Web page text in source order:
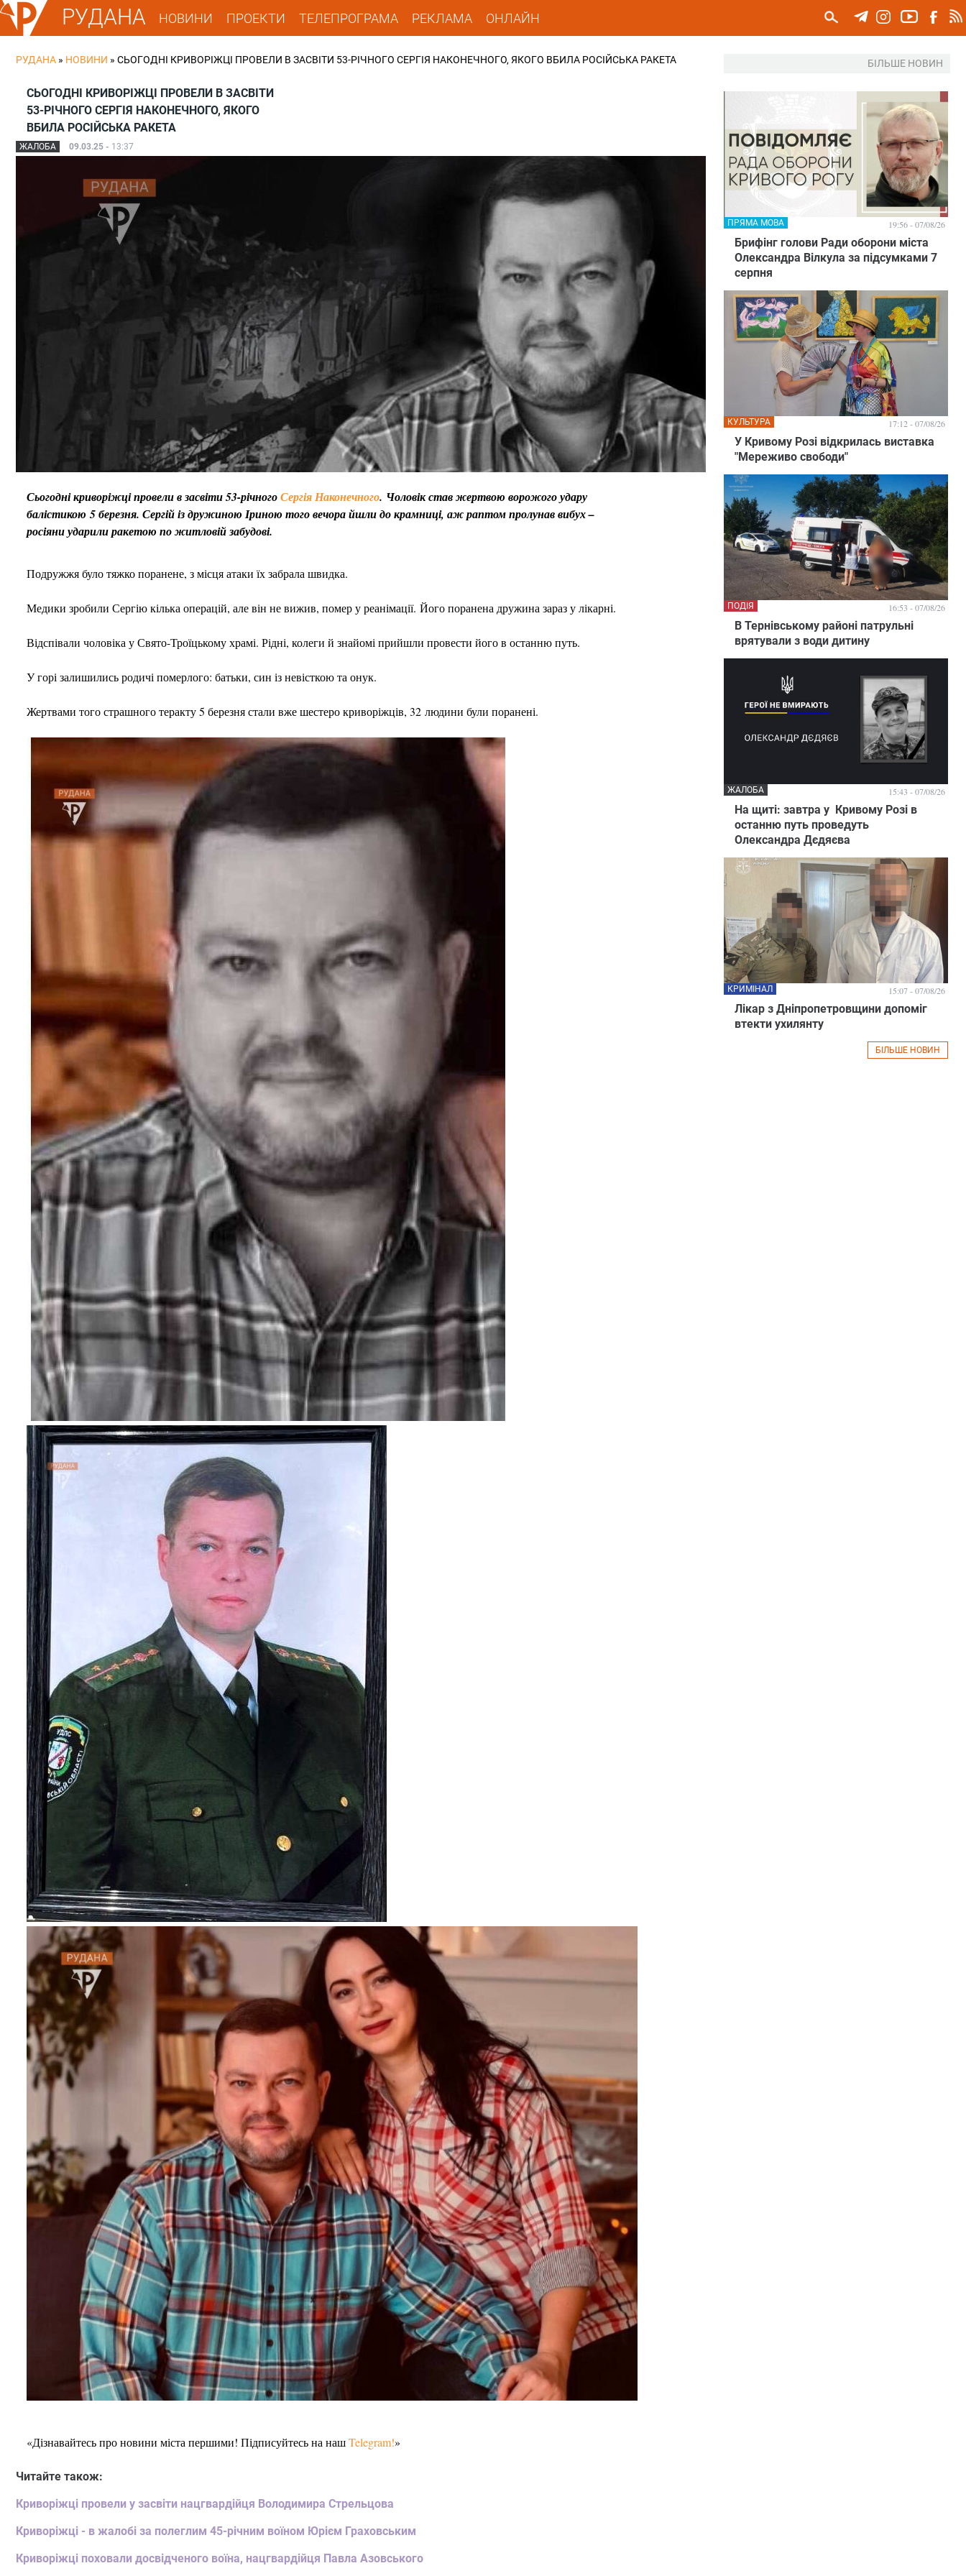
РУДАНА НОВИНИ ПРОЕКТИ ТЕЛЕПРОГРАМА РЕКЛАМА ОНЛАЙН
РУДАНА » НОВИНИ » СЬОГОДНІ КРИВОРІЖЦІ ПРОВЕЛИ В ЗАСВІТИ 53-РІЧНОГО СЕРГІЯ НАКОНЕЧНОГО, ЯКОГО ВБИЛА РОСІЙСЬКА РАКЕТА
СЬОГОДНІ КРИВОРІЖЦІ ПРОВЕЛИ В ЗАСВІТИ
53-РІЧНОГО СЕРГІЯ НАКОНЕЧНОГО, ЯКОГО
ВБИЛА РОСІЙСЬКА РАКЕТА
ЖАЛОБА 09.03.25 - 13:37
Сьогодні криворіжці провели в засвіти 53-річногоСергія Наконечного. Чоловік став жертвою ворожого удару
балістикою 5 березня. Сергій із дружиною Іриною того вечора йшли до крамниці, аж раптом пролунав вибух –
росіяни ударили ракетою по житловій забудові.
Подружжя було тяжко поранене, з місця атаки їх забрала швидка.
Медики зробили Сергію кілька операцій, але він не вижив, помер у реанімації. Його поранена дружина зараз у лікарні.
Відспівали чоловіка у Свято-Троїцькому храмі. Рідні, колеги й знайомі прийшли провести його в останню путь.
У горі залишились родичі померлого: батьки, син із невісткою та онук.
Жертвами того страшного теракту 5 березня стали вже шестеро криворіжців, 32 людини були поранені.
«Дізнавайтесь про новини міста першими! Підписуйтесь на нашTelegram!»
Читайте також:
Криворіжці провели у засвіти нацгвардійця Володимира Стрельцова
Криворіжці - в жалобі за полеглим 45-річним воїном Юрієм Граховським
Криворіжці поховали досвідченого воїна, нацгвардійця Павла Азовського
БІЛЬШЕ НОВИН
Брифінг голови Ради оборони міста
Олександра Вілкула за підсумками 7
серпня
ПРЯМА МОВА 19:56 - 07/08/26
У Кривому Розі відкрилась виставка
"Мереживо свободи"
КУЛЬТУРА 17:12 - 07/08/26
В Тернівському районі патрульні
врятували з води дитину
ПОДІЯ 16:53 - 07/08/26
На щиті: завтра у Кривому Розі в
останню путь проведуть
Олександра Дєдяєва
ЖАЛОБА 15:43 - 07/08/26
Лікар з Дніпропетровщини допоміг
втекти ухилянту
КРИМІНАЛ 15:07 - 07/08/26
БІЛЬШЕ НОВИН